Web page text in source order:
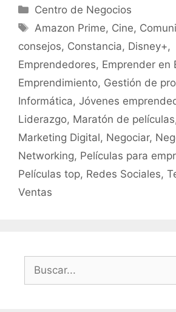
Categorías
Centro de Negocios
Etiquetas
Amazon Prime, Cine,
consejos, Constancia, Disney+,
Emprendedores, Emprender en
Emprendimiento, Gestión de
Informática, Jóvenes
Liderazgo, Maratón de películas
Marketing Digital, Negociar,
Networking, Películas para
Películas top, Redes Sociales,
Ventas